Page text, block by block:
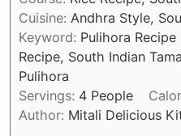
Cuisine: Andhra Style,
Keyword: Pulihora
Recipe, South Indian
Pulihora
Servings: 4 People
Author: Mitali Delicious